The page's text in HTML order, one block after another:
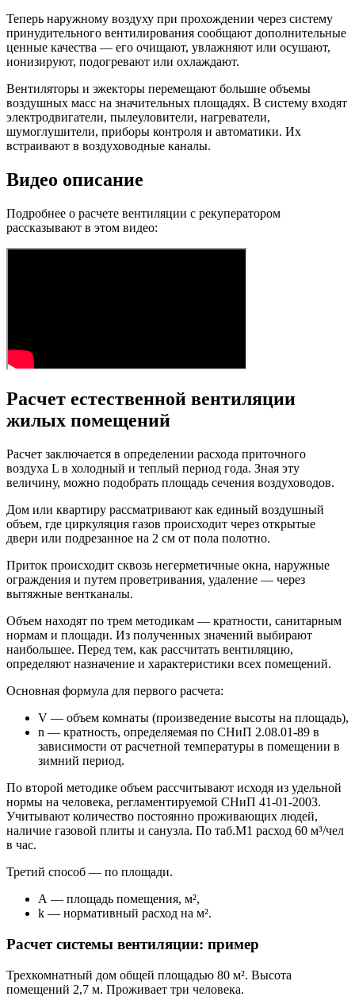
Теперь наружному воздуху при прохождении через систему
принудительного вентилирования сообщают дополнительные
ценные качества — его очищают, увлажняют или осушают,
ионизируют, подогревают или охлаждают.
Вентиляторы и эжекторы перемещают большие объемы
воздушных масс на значительных площадях. В систему входят
электродвигатели, пылеуловители, нагреватели,
шумоглушители, приборы контроля и автоматики. Их
встраивают в воздуховодные каналы.
Видео описание
Подробнее о расчете вентиляции с рекуператором
рассказывают в этом видео:
Расчет естественной вентиляции
жилых помещений
Расчет заключается в определении расхода приточного
воздуха L в холодный и теплый период года. Зная эту
величину, можно подобрать площадь сечения воздуховодов.
Дом или квартиру рассматривают как единый воздушный
объем, где циркуляция газов происходит через открытые
двери или подрезанное на 2 см от пола полотно.
Приток происходит сквозь негерметичные окна, наружные
ограждения и путем проветривания, удаление — через
вытяжные вентканалы.
Объем находят по трем методикам — кратности, санитарным
нормам и площади. Из полученных значений выбирают
наибольшее. Перед тем, как рассчитать вентиляцию,
определяют назначение и характеристики всех помещений.
Основная формула для первого расчета:
V — объем комнаты (произведение высоты на площадь),
n — кратность, определяемая по СНиП 2.08.01-89 в
зависимости от расчетной температуры в помещении в
зимний период.
По второй методике объем рассчитывают исходя из удельной
нормы на человека, регламентируемой СНиП 41-01-2003.
Учитывают количество постоянно проживающих людей,
наличие газовой плиты и санузла. По таб.М1 расход 60 м³/чел
в час.
Третий способ — по площади.
А — площадь помещения, м²,
k — нормативный расход на м².
Расчет системы вентиляции: пример
Трехкомнатный дом общей площадью 80 м². Высота
помещений 2,7 м. Проживает три человека.